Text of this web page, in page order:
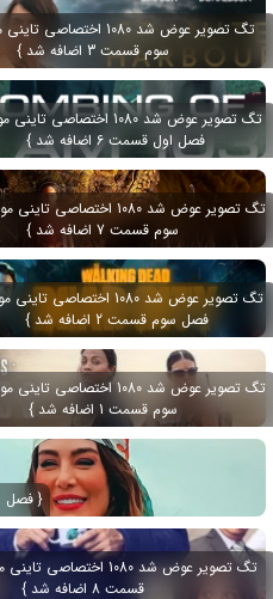
تگ تصویر عوض شد 1080
سوم قسمت 3 اضافه شد }
تگ تصویر عوض شد 1080 اختصاصی
فصل اول قسمت 6 اضافه شد }
تگ تصویر عوض شد 1080 اختصاصی
سوم قسمت 7 اضافه شد }
تگ تصویر عوض شد 1080 اختصاصی
فصل سوم قسمت 2 اضافه شد }
تگ تصویر عوض شد 1080 اختصاصی
سوم قسمت 1 اضافه شد }
{ فصل سوم
تگ تصویر عوض شد 1080
قسمت 8 اضافه شد }